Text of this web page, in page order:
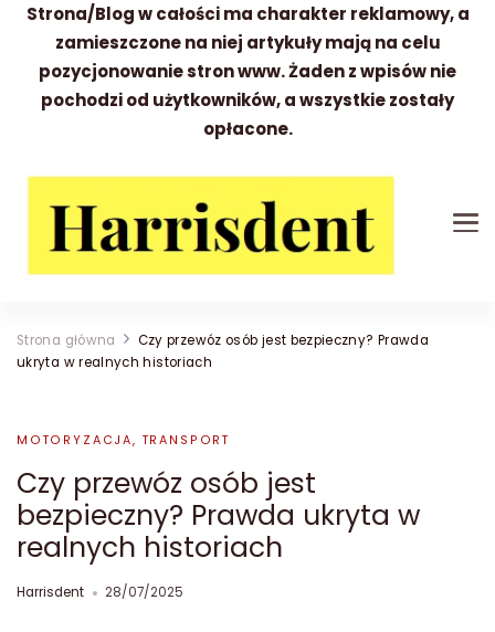
Strona/Blog w całości ma charakter reklamowy, a
zamieszczone na niej artykuły mają na celu
pozycjonowanie stron www. Żaden z wpisów nie
pochodzi od użytkowników, a wszystkie zostały
opłacone.
Strona główna
Czy przewóz osób jest bezpieczny? Prawda
ukryta w realnych historiach
MOTORYZACJA, TRANSPORT
Czy przewóz osób jest
bezpieczny? Prawda ukryta w
realnych historiach
Harrisdent 28/07/2025